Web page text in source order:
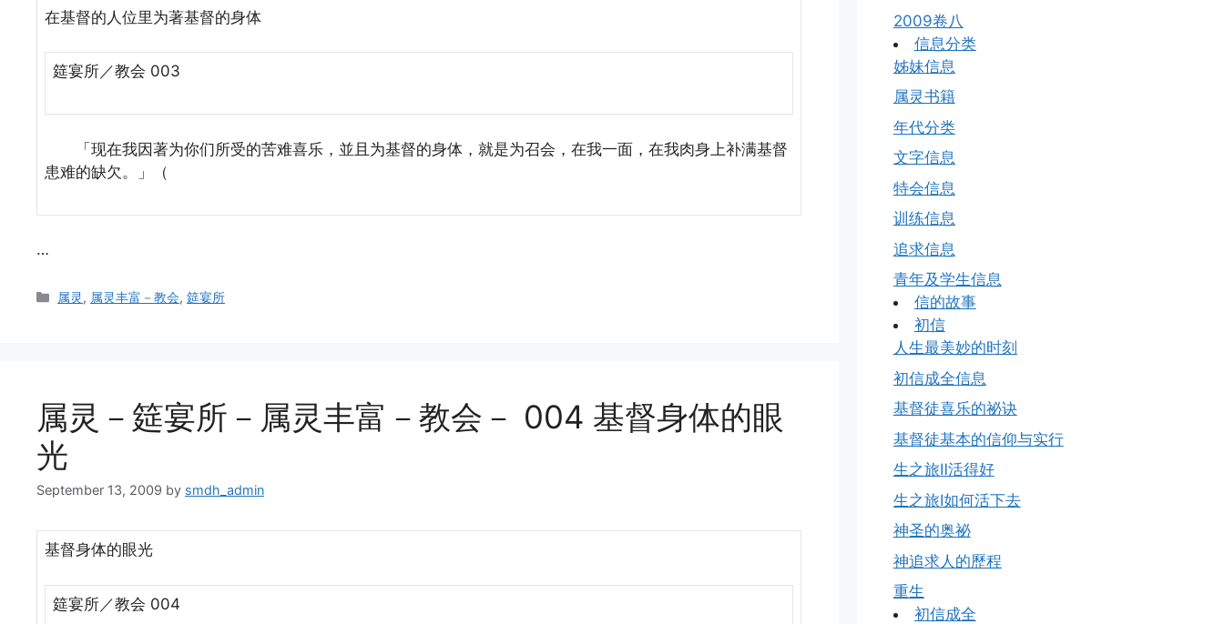
在基督的人位里为著基督的身体
筵宴所／教会 003
「现在我因著为你们所受的苦难喜乐，並且为基督的身体，就是为召会，在我一面，在我肉身上补满基督
患难的缺欠。」（
…
Categories
属灵, 属灵丰富－教会,筵宴所
属灵－筵宴所－属灵丰富－教会－ 004 基督身体的眼
光
September 13, 2009 by smdh_admin
基督身体的眼光
筵宴所／教会 004
2009卷八
信息分类
姊妹信息
属灵书籍
年代分类
文字信息
特会信息
训练信息
追求信息
青年及学生信息
信的故事
初信
人生最美妙的时刻
初信成全信息
基督徒喜乐的祕诀
基督徒基本的信仰与实行
生之旅Ⅱ活得好
生之旅Ⅰ如何活下去
神圣的奥祕
神追求人的歷程
重生
初信成全